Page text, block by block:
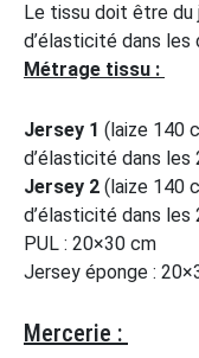
Le tissu doit être du
d’élasticité dans les
Métrage tissu :
Jersey 1 (laize 140
d’élasticité dans les
Jersey 2 (laize 140
d’élasticité dans les
PUL : 20×30 cm
Jersey éponge :
Mercerie :